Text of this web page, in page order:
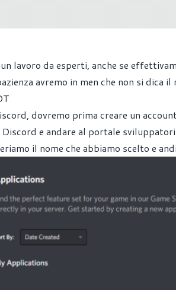
lavoro da esperti, anche se
avremo in men che non si dica
dovremo prima creare un
e andare al portale sviluppatori
il nome che abbiamo scelto e